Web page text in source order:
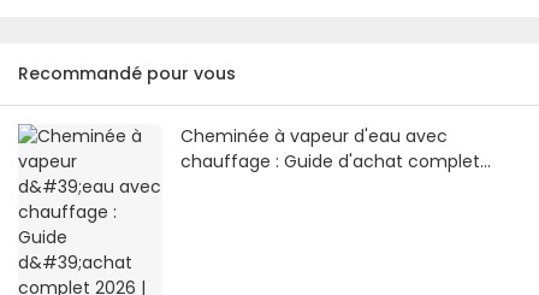
Recommandé pour vous
Cheminée à vapeur d'eau avec
chauffage : Guide d'achat complet